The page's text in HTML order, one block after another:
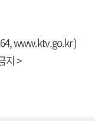
www.ktv.go.kr)
지 >